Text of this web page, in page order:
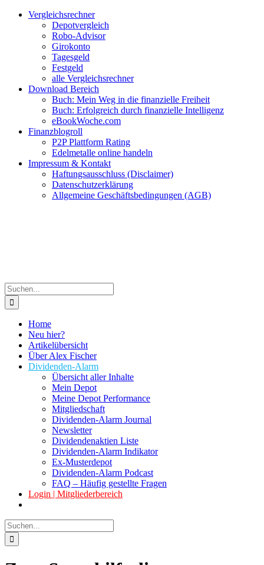
Zum
Facebook
Twitter
Instagram
Pinterest
YouTubeVergleichsrechner
Depotvergleich
Robo-Advisor
Girokonto
Tagesgeld
Festgeld
alle Vergleichsrechner
Download Bereich
Buch: Mein Weg in die finanzielle Freiheit
Buch: Erfolgreich durch finanzielle Intelligenz
eBookWoche.com
Finanzblogroll
P2P Plattform Rating
Edelmetalle online handeln
Impressum & Kontakt
Haftungsausschluss (Disclaimer)
Datenschutzerklärung
Allgemeine Geschäftsbedingungen (AGB)
Suche
nach:
Home
Neu hier?
Artikelübersicht
Über Alex Fischer
Dividenden-Alarm
Übersicht aller Inhalte
Mein Depot
Meine Depot Performance
Mitgliedschaft
Dividenden-Alarm Journal
Newsletter
Dividendenaktien Liste
Dividenden-Alarm Indikator
Ex-Musterdepot
Dividenden-Alarm Podcast
FAQ – Häufig gestellte Fragen
Login | Mitgliederbereich
Suche
nach: